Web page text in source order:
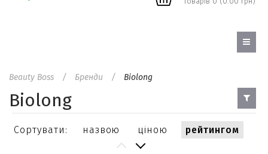
Beauty Boss Бренди Biolong
Biolong
Сортувати: назвою ціною рейтингом